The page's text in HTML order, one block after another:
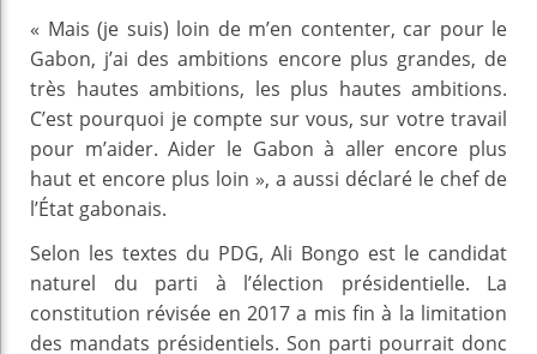
« Mais (je suis) loin de m’en contenter, car pour le
Gabon, j’ai des ambitions encore plus grandes, de
très hautes ambitions, les plus hautes ambitions.
C’est pourquoi je compte sur vous, sur votre travail
pour m’aider. Aider le Gabon à aller encore plus
haut et encore plus loin », a aussi déclaré le chef de
l’État gabonais.
Selon les textes du PDG, Ali Bongo est le candidat
naturel du parti à l’élection présidentielle. La
constitution révisée en 2017 a mis fin à la limitation
des mandats présidentiels. Son parti pourrait donc